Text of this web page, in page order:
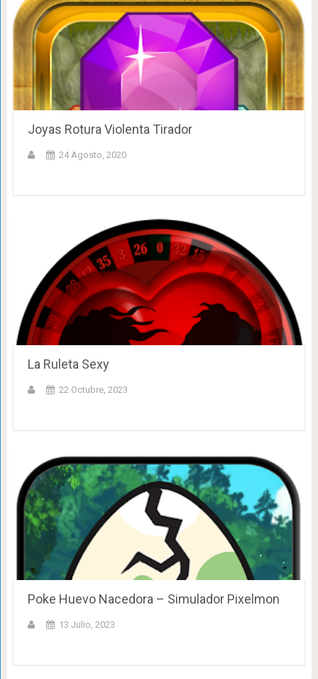
Joyas Rotura Violenta Tirador
24 Agosto, 2020
La Ruleta Sexy
22 Octubre, 2023
Poke Huevo Nacedora – Simulador Pixelmon
13 Julio, 2023